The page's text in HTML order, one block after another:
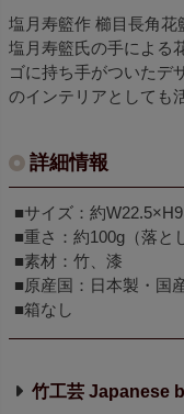
塩月寿籃作 櫛目長角
塩月寿籃氏の手による
ゴに持ち手がついたデ
のインテリアとしても
詳細情報
■サイズ：約
■重さ：約100g（落と
■素材：竹、漆
■原産国：日本製・国
■箱なし
竹工芸 Japanese